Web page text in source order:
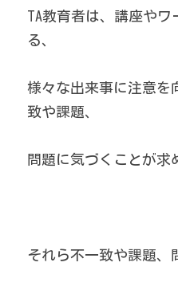
TA教育者は、講座やワ
る、
様々な出来事に注意を
致や課題、
問題に気づくことが求
それら不一致や課題、